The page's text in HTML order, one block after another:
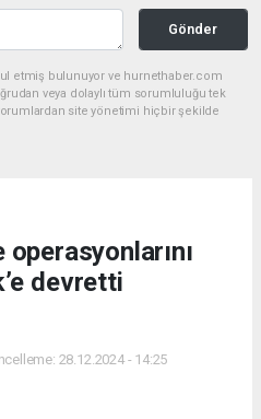
Gönder
etmiş bulunuyor ve hurnethaber.com
veya dolaylı tüm sorumluluğu tek
site yönetimi hiçbir şekilde
devretti
28.12.2024 - 14:25